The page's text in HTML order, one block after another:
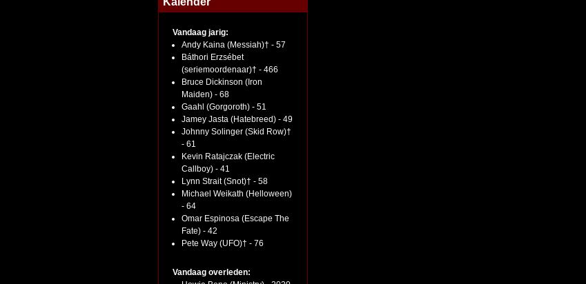
Vandaag jarig:
Andy Kaina (Messiah)† - 57
Báthori Erzsébet
(seriemoordenaar)† - 466
Bruce Dickinson (Iron
Maiden) - 68
Gaahl (Gorgoroth) - 51
Jamey Jasta (Hatebreed) - 49
Johnny Solinger (Skid Row)†
- 61
Kevin Ratajczak (Electric
Callboy) - 41
Lynn Strait (Snot)† - 58
Michael Weikath (Helloween)
- 64
Omar Espinosa (Escape The
Fate) - 42
Pete Way (UFO)† - 76
Vandaag overleden: